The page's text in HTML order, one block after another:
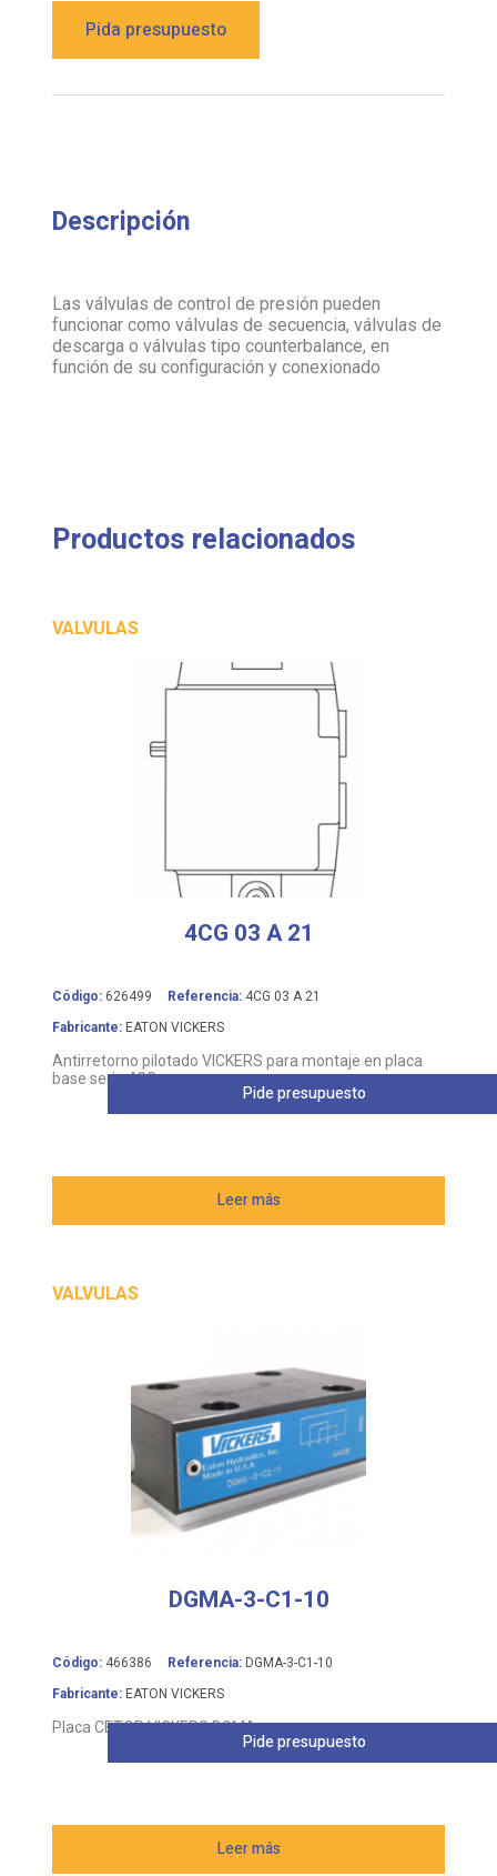
Pida presupuesto
Descripción
Las válvulas de control de presión pueden
funcionar como válvulas de secuencia, válvulas de
descarga o válvulas tipo counterbalance, en
función de su configuración y conexionado
Productos relacionados
VALVULAS
4CG 03 A 21
Código: 626499 Referencia: 4CG 03 A 21
Fabricante: EATON VICKERS
Antirretorno pilotado VICKERS para montaje en placa
base serie 4CG
Leer más
Pide presupuesto
VALVULAS
DGMA-3-C1-10
Código: 466386 Referencia: DGMA-3-C1-10
Fabricante: EATON VICKERS
Placa CETOP VICKERS DGMA
Leer más
Pide presupuesto